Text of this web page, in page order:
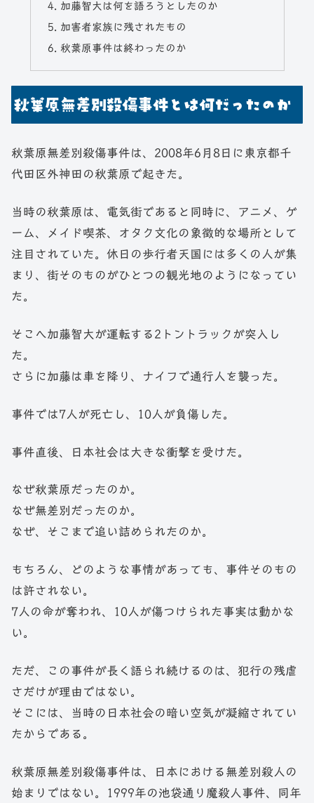
加藤智大は何を語ろうとしたのか
加害者家族に残されたもの
秋葉原事件は終わったのか
秋葉原無差別殺傷事件とは何だったのか
秋葉原無差別殺傷事件は、2008年6月8日に東京都千
代田区外神田の秋葉原で起きた。
当時の秋葉原は、電気街であると同時に、アニメ、ゲ
ーム、メイド喫茶、オタク文化の象徴的な場所として
注目されていた。休日の歩行者天国には多くの人が集
まり、街そのものがひとつの観光地のようになってい
た。
そこへ加藤智大が運転する2トントラックが突入し
た。
さらに加藤は車を降り、ナイフで通行人を襲った。
事件では7人が死亡し、10人が負傷した。
事件直後、日本社会は大きな衝撃を受けた。
なぜ秋葉原だったのか。
なぜ無差別だったのか。
なぜ、そこまで追い詰められたのか。
もちろん、どのような事情があっても、事件そのもの
は許されない。
7人の命が奪われ、10人が傷つけられた事実は動かな
い。
ただ、この事件が長く語られ続けるのは、犯行の残虐
さだけが理由ではない。
そこには、当時の日本社会の暗い空気が凝縮されてい
たからである。
秋葉原無差別殺傷事件は、日本における無差別殺人の
始まりではない。1999年の池袋通り魔殺人事件、同年